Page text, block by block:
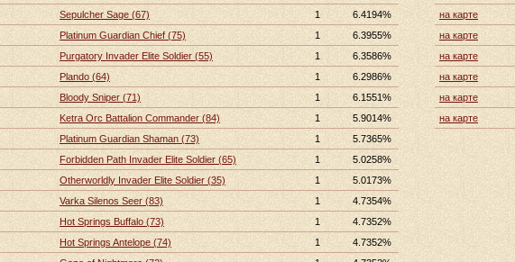
Sepulcher Sage (67) 1
6.4194%
Platinum Guardian Chief (75) 1
6.3955%
Purgatory Invader Elite Soldier (55) 1
6.3586%
Plando (64) 1
6.2986%
Bloody Sniper (71) 1
6.1551%
Ketra Orc Battalion Commander (84) 1
5.9014%
Platinum Guardian Shaman (73) 1
5.7365%
Forbidden Path Invader Elite Soldier (65) 1
5.0258%
Otherworldly Invader Elite Soldier (35) 1
5.0173%
Varka Silenos Seer (83) 1
4.7354%
Hot Springs Buffalo (73) 1
4.7352%
Hot Springs Antelope (74) 1
4.7352%
на карте
на карте
на карте
на карте
на карте
на карте